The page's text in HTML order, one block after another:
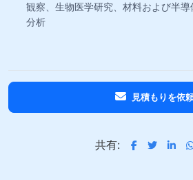
観察、生物医学研究、材料および半
分析
見積もりを依
共有: